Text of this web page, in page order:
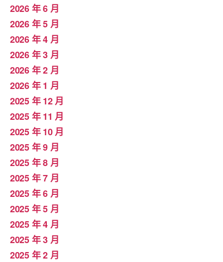
2026 年 6 月
2026 年 5 月
2026 年 4 月
2026 年 3 月
2026 年 2 月
2026 年 1 月
2025 年 12 月
2025 年 11 月
2025 年 10 月
2025 年 9 月
2025 年 8 月
2025 年 7 月
2025 年 6 月
2025 年 5 月
2025 年 4 月
2025 年 3 月
2025 年 2 月